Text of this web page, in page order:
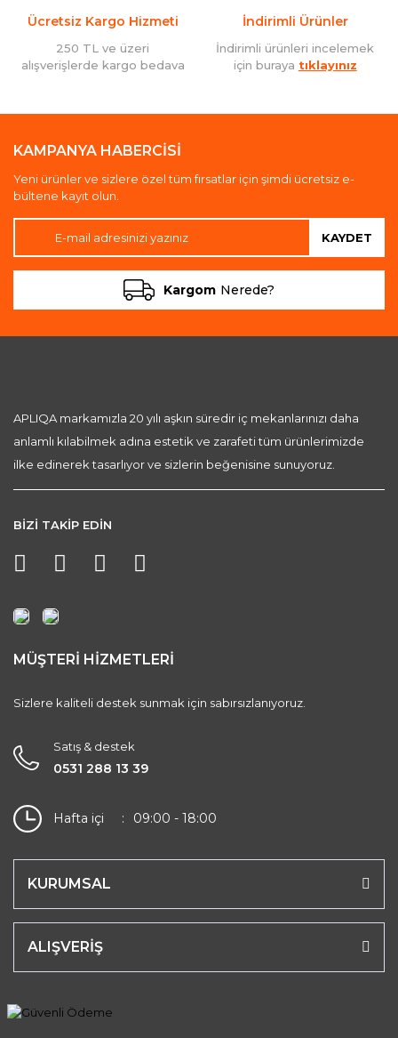
Ücretsiz Kargo Hizmeti
250 TL ve üzeri
alışverişlerde kargo bedava
İndirimli Ürünler
İndirimli ürünleri incelemek
için buraya tıklayınız
KAMPANYA HABERCİSİ
Yeni ürünler ve sizlere özel tüm fırsatlar için şimdi ücretsiz e-
bültene kayıt olun.
KAYDET
Kargom Nerede?
APLIQA markamızla 20 yılı aşkın süredir iç mekanlarınızı daha
anlamlı kılabilmek adına estetik ve zarafeti tüm ürünlerimizde
ilke edinerek tasarlıyor ve sizlerin beğenisine sunuyoruz.
BİZİ TAKİP EDİN
MÜŞTERİ HİZMETLERİ
Sizlere kaliteli destek sunmak için sabırsızlanıyoruz.
Satış & destek
0531 288 13 39
Hafta içi 09:00 - 18:00
KURUMSAL
ALIŞVERİŞ